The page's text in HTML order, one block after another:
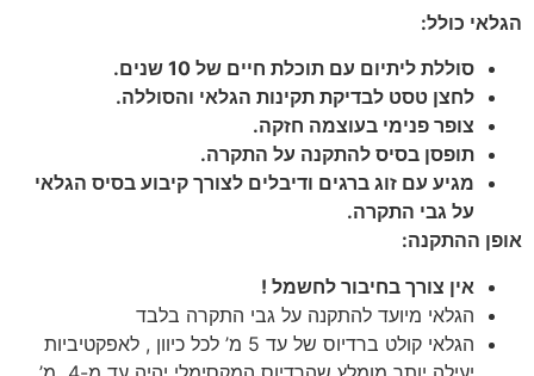
הגלאי כולל:
סוללת ליתיום עם תוכלת חיים של 10 שנים.
לחצן טסט לבדיקת תקינות הגלאי והסוללה.
צופר פנימי בעוצמה חזקה.
תופסן בסיס להתקנה על התקרה.
מגיע עם זוג ברגים ודיבלים לצורך קיבוע בסיס הגלאי
על גבי התקרה.
אופן ההתקנה:
אין צורך בחיבור לחשמל !
הגלאי מיועד להתקנה על גבי התקרה בלבד
הגלאי קולט ברדיוס של עד 5 מ’ לכל כיוון , לאפקטיביות